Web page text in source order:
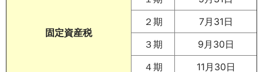
固定資産税
２期
7月31日
３期
9月30日
４期
11月30日